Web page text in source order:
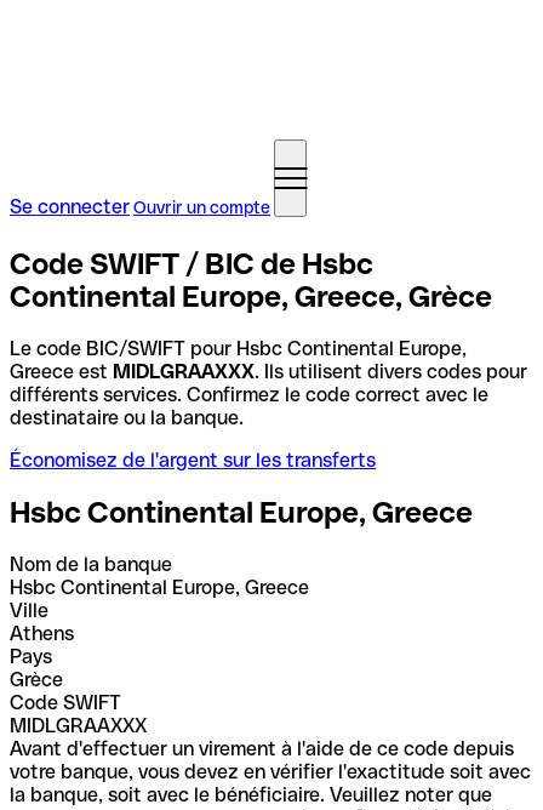
Se connecterOuvrir un compte
Code SWIFT / BIC de Hsbc
Continental Europe, Greece, Grèce
Le code BIC/SWIFT pour Hsbc Continental Europe,
Greece est MIDLGRAAXXX. Ils utilisent divers codes pour
différents services. Confirmez le code correct avec le
destinataire ou la banque.
Économisez de l'argent sur les transferts
Hsbc Continental Europe, Greece
Nom de la banque
Hsbc Continental Europe, Greece
Ville
Athens
Pays
Grèce
Code SWIFT
MIDLGRAAXXX
Avant d'effectuer un virement à l'aide de ce code depuis
votre banque, vous devez en vérifier l'exactitude soit avec
la banque, soit avec le bénéficiaire. Veuillez noter que